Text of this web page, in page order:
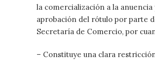
la comercialización a la anuencia
aprobación del rótulo por parte
Secretaría de Comercio, por
– Constituye una clara